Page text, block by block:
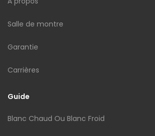
Salle de montre
Garantie
Carrières
Guide
Blanc Chaud Ou Blanc Froid